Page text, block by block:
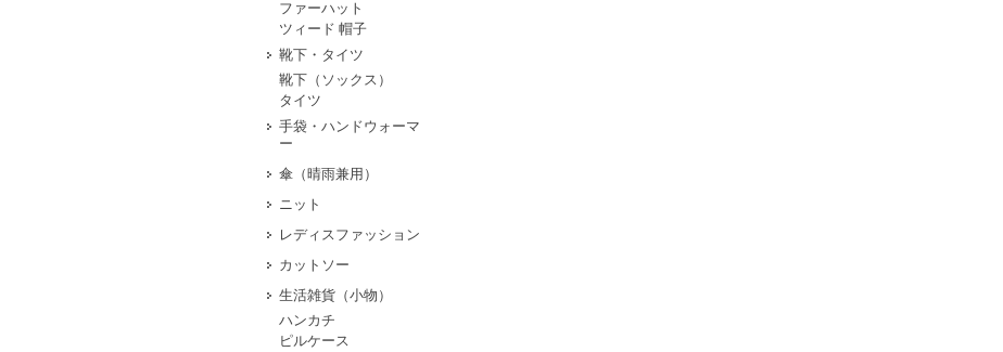
ファーハット
ツィード 帽子
靴下・タイツ
靴下（ソックス）
タイツ
手袋・ハンドウォーマ
ー
傘（晴雨兼用）
ニット
レディスファッション
カットソー
生活雑貨（小物）
ハンカチ
ピルケース